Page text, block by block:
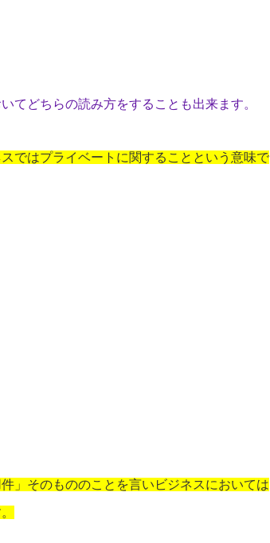
てどちらの読み方をすることも出来ます。
ではプライベートに関することという意味で
」そのもののことを言いビジネスにおいては